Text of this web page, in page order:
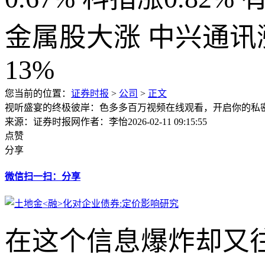
您当前的位置： 证券时报 > 公司 > 正文
视听盛宴的终极彼岸：色多多百万视频在线观看，开启你的私
来源：证券时报网作者：李怡2026-02-11 09:15:55
点赞
分享
微信扫一扫：分享
在这个信息爆炸却又